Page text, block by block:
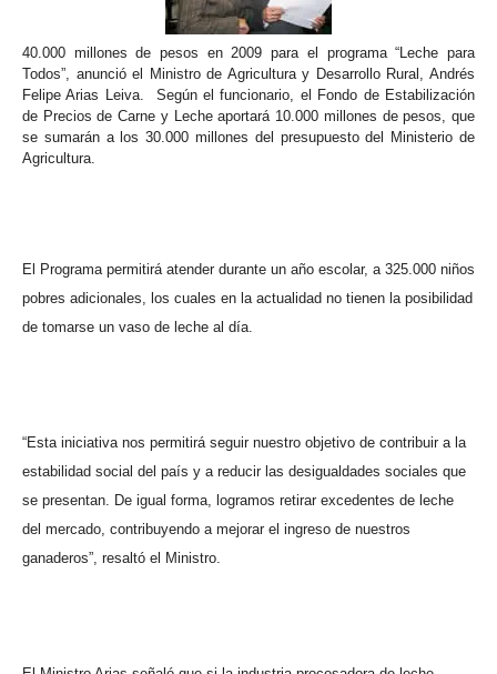
40.000 millones de pesos en 2009 para el programa “Leche para
Todos”, anunció el Ministro de Agricultura y Desarrollo Rural, Andrés
Felipe Arias Leiva.
Según el funcionario, el Fondo de Estabilización
de Precios de Carne y Leche aportará 10.000 millones de pesos, que
se sumarán a los 30.000 millones del presupuesto del Ministerio de
Agricultura.
El Programa permitirá atender durante un año escolar, a 325.000 niños
pobres adicionales, los cuales en la actualidad no tienen la posibilidad
de tomarse un vaso de leche al día.
“Esta iniciativa nos permitirá seguir nuestro objetivo de contribuir a la
estabilidad social del país y a reducir las desigualdades sociales que
se presentan. De igual forma, logramos retirar excedentes de leche
del mercado, contribuyendo a mejorar el ingreso de nuestros
ganaderos”, resaltó el Ministro.